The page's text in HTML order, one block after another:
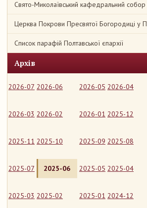
Свято-Миколаївський кафедральний
Церква Покрови Пресвятої Богородиці у
Список парафій Полтавської єпархії
Архів
2026-07 2026-06 2026-05 2026-04
2026-03 2026-02 2026-01 2025-12
2025-11 2025-10 2025-09 2025-08
2025-07 2025-06 2025-05 2025-04
2025-03 2025-02 2025-01 2024-12